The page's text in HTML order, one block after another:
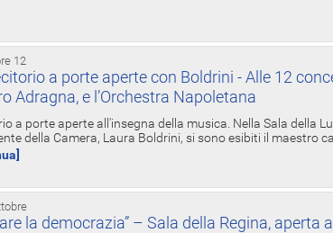
12
a porte aperte con Boldrini - Alle 12
Adragna, e l’Orchestra Napoletana
a porte aperte all'insegna della musica. Nella Sala della
della Camera, Laura Boldrini, si sono esibiti il maestro
la democrazia” – Sala della Regina, aperta